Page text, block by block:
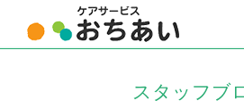
スタッフブ